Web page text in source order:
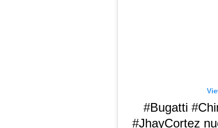
#Bugatti
#JhayCortez